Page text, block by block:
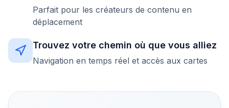
Parfait pour les créateurs de contenu en
déplacement
Trouvez votre chemin où que vous alliez
Navigation en temps réel et accès aux cartes